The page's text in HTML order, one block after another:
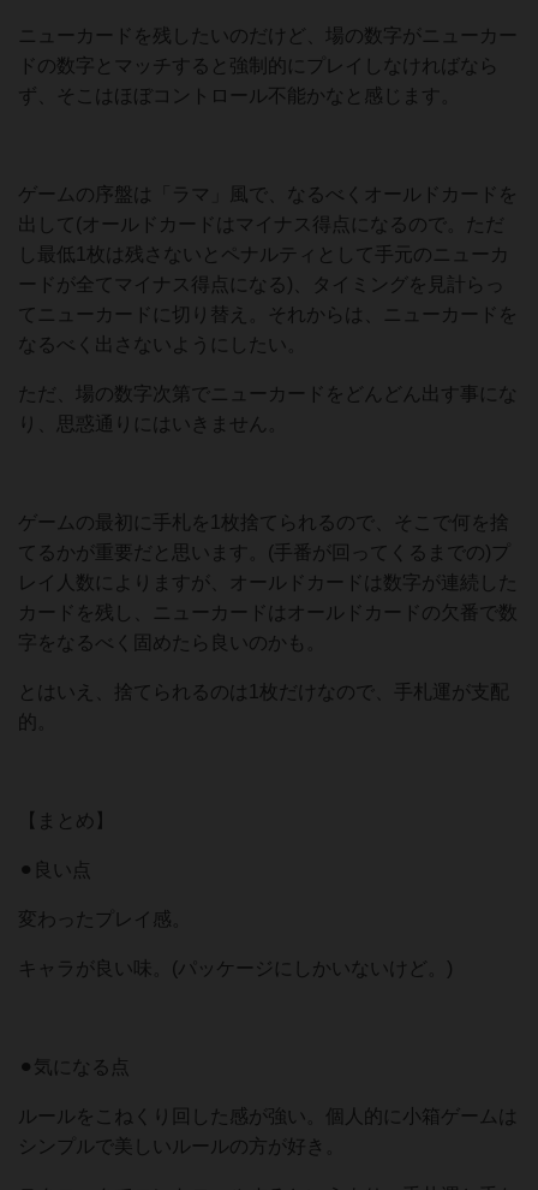
ニューカードを残したいのだけど、場の数字がニューカー
ドの数字とマッチすると強制的にプレイしなければなら
ず、そこはほぼコントロール不能かなと感じます。
ゲームの序盤は「ラマ」風で、なるべくオールドカードを
出して(オールドカードはマイナス得点になるので。ただ
し最低1枚は残さないとペナルティとして手元のニューカ
ードが全てマイナス得点になる)、タイミングを見計らっ
てニューカードに切り替え。それからは、ニューカードを
なるべく出さないようにしたい。
ただ、場の数字次第でニューカードをどんどん出す事にな
り、思惑通りにはいきません。
ゲームの最初に手札を1枚捨てられるので、そこで何を捨
てるかが重要だと思います。(手番が回ってくるまでの)プ
レイ人数によりますが、オールドカードは数字が連続した
カードを残し、ニューカードはオールドカードの欠番で数
字をなるべく固めたら良いのかも。
とはいえ、捨てられるのは1枚だけなので、手札運が支配
的。
【まとめ】
⚫︎良い点
変わったプレイ感。
キャラが良い味。(パッケージにしかいないけど。)
⚫︎気になる点
ルールをこねくり回した感が強い。個人的に小箱ゲームは
シンプルで美しいルールの方が好き。